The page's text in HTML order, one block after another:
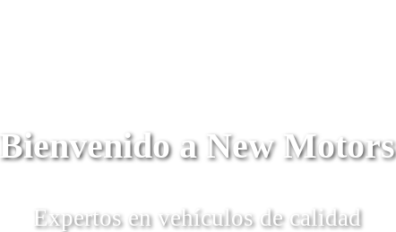
Bienvenido a New Motors
Expertos en vehículos de calidad